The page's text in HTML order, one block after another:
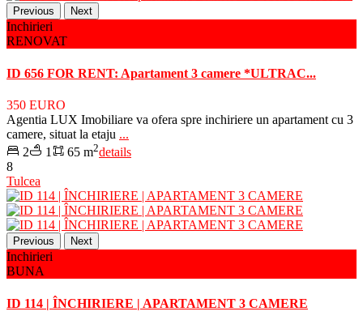
Previous Next
Inchirieri
RENOVAT
ID 656 FOR RENT: Apartament 3 camere *ULTRAC...
350 EURO
Agentia LUX Imobiliare va ofera spre inchiriere un apartament cu 3
camere, situat la etaju ...
2
1 65 m2details
8
Tulcea
Previous Next
Inchirieri
BUNA
ID 114 | ÎNCHIRIERE | APARTAMENT 3 CAMERE